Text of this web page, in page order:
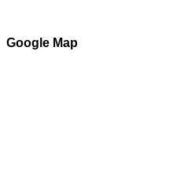
Google Map